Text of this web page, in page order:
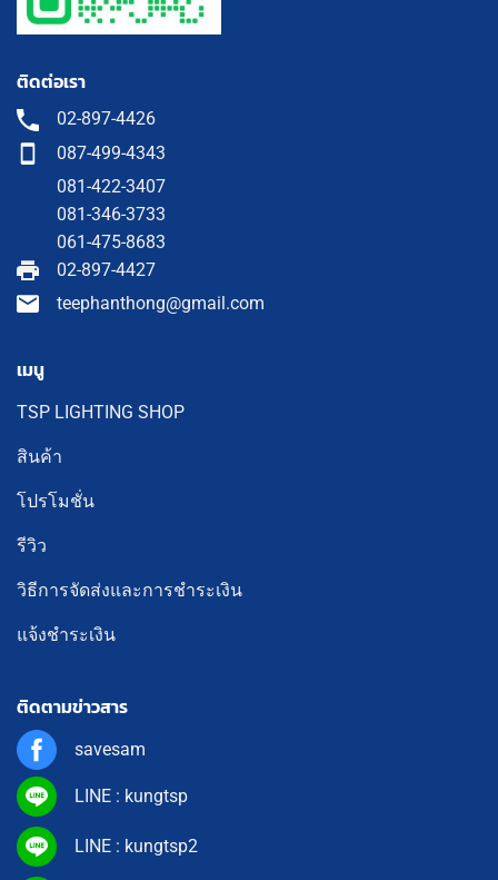
ติดต่อเรา
02-897-4426
087-499-4343
081-422-3407
081-346-3733
061-475-8683
02-897-4427
teephanthong@gmail.com
เมนู
TSP LIGHTING SHOP
สินค้า
โปรโมชั่น
รีวิว
วิธีการจัดส่งและการชำระเงิน
แจ้งชำระเงิน
ติดตามข่าวสาร
savesam
LINE : kungtsp
LINE : kungtsp2